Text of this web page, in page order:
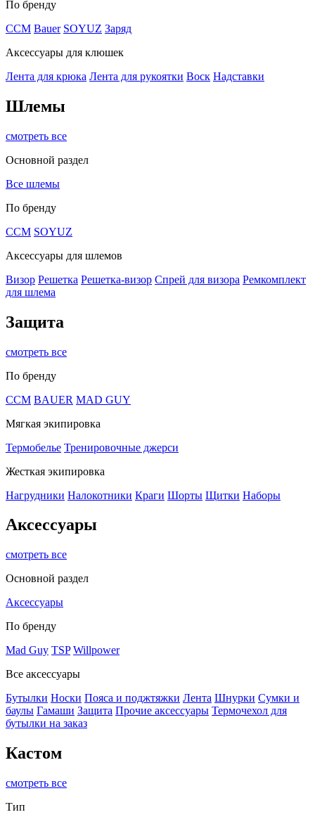
По бренду
CCM Bauer SOYUZ Заряд
Аксессуары для клюшек
Лента для крюка Лента для рукоятки Воск Надставки
Шлемы
смотреть все
Основной раздел
Все шлемы
По бренду
CCM SOYUZ
Аксессуары для шлемов
Визор Решетка Решетка-визор Спрей для визора Ремкомплект
для шлема
Защита
смотреть все
По бренду
CCM BAUER MAD GUY
Мягкая экипировка
Термобелье Тренировочные джерси
Жесткая экипировка
Нагрудники Налокотники Краги Шорты Щитки Наборы
Аксессуары
смотреть все
Основной раздел
Аксессуары
По бренду
Mad Guy TSP Willpower
Все аксессуары
Бутылки Носки Пояса и поджтяжки Лента Шнурки Сумки и
баулы Гамаши Защита Прочие аксессуары Термочехол для
бутылки на заказ
Кастом
смотреть все
Тип